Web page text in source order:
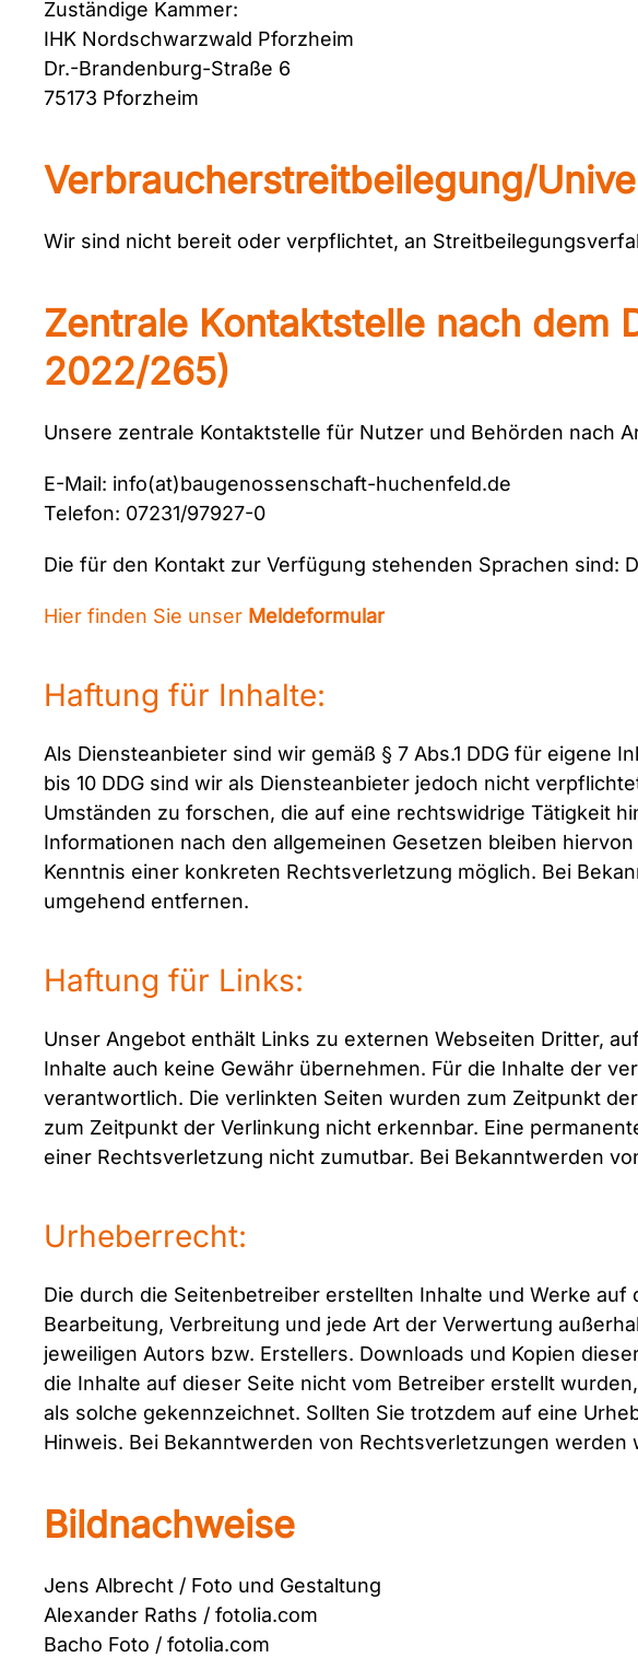
Zuständige Kammer:
IHK Nordschwarzwald Pforzheim
Dr.-Brandenburg-Straße 6
75173 Pforzheim
Verbraucher­streit­beilegung/
Wir sind nicht bereit oder verpflichtet, an
Zentrale Kontaktstelle nach dem
2022/265)
Unsere zentrale Kontaktstelle für Nutzer und Behörden nach
E-Mail: info(at)baugenossenschaft-huchenfeld.de
Telefon: 07231/97927-0
Die für den Kontakt zur Verfügung stehenden Sprachen sind:
Hier finden Sie unser Meldeformular
Haftung für Inhalte:
Als Diensteanbieter sind wir gemäß § 7 Abs.1 DDG für eigene
bis 10 DDG sind wir als Diensteanbieter jedoch nicht
Umständen zu forschen, die auf eine rechtswidrige Tätigkeit
Informationen nach den allgemeinen Gesetzen bleiben
Kenntnis einer konkreten Rechtsverletzung möglich. Bei
umgehend entfernen.
Haftung für Links:
Unser Angebot enthält Links zu externen Webseiten Dritter,
Inhalte auch keine Gewähr übernehmen. Für die Inhalte der
verantwortlich. Die verlinkten Seiten wurden zum Zeitpunkt
zum Zeitpunkt der Verlinkung nicht erkennbar. Eine
einer Rechtsverletzung nicht zumutbar. Bei Bekanntwerden
Urheberrecht:
Die durch die Seitenbetreiber erstellten Inhalte und Werke
Bearbeitung, Verbreitung und jede Art der Verwertung
jeweiligen Autors bzw. Erstellers. Downloads und Kopien
die Inhalte auf dieser Seite nicht vom Betreiber erstellt
als solche gekennzeichnet. Sollten Sie trotzdem auf eine
Hinweis. Bei Bekanntwerden von Rechtsverletzungen
Bildnachweise
Jens Albrecht / Foto und Gestaltung
Alexander Raths / fotolia.com
Bacho Foto / fotolia.com